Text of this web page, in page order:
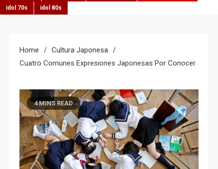
idol 70s
idol 80s
Home
Cultura Japonesa
Cuatro Comunes Expresiones Japonesas Por Conocer
4 MINS READ